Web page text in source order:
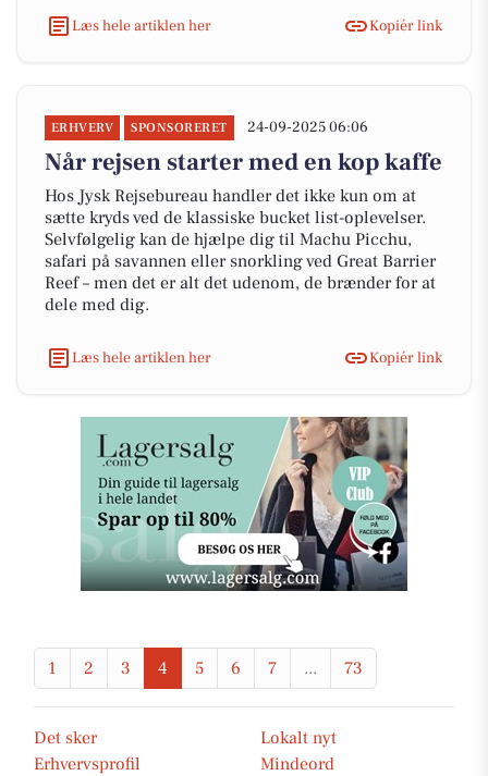
Læs hele artiklen her
Kopiér link
ERHVERV SPONSORERET 24-09-2025 06:06
Når rejsen starter med en kop kaffe
Hos Jysk Rejsebureau handler det ikke kun om at
sætte kryds ved de klassiske bucket list-oplevelser.
Selvfølgelig kan de hjælpe dig til Machu Picchu,
safari på savannen eller snorkling ved Great Barrier
Reef – men det er alt det udenom, de brænder for at
dele med dig.
Læs hele artiklen her Kopiér link
1 2 3 4 5 6 7 ... 73
Det sker
Lokalt nyt
Erhvervsprofil
Mindeord